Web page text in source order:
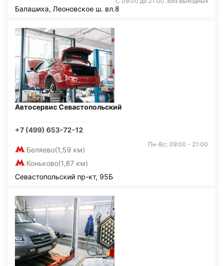
Балашиха, Леоновское ш. вл.8
Автосервис Севастопольский
+7 (499) 653-72-12
Беляево(1,59 км)
Коньково(1,87 км)
Пн-Вс: 09:00 - 21:00
Севастопольский пр-кт, 95Б